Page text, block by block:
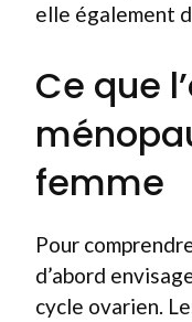
elle également
Ce que
femme
Pour
d’abord
cycle ovarien.